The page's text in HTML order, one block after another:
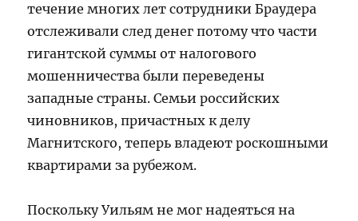
течение многих лет сотрудники Браудера
отслеживали след денег потому что части
гигантской суммы от налогового
мошенничества были переведены
западные страны. Семьи российских
чиновников, причастных к делу
Магнитского, теперь владеют роскошными
квартирами за рубежом.
Поскольку Уильям не мог надеяться на